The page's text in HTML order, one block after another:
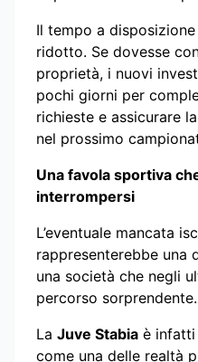
Il tempo a
ridotto. Se dovesse
proprietà, i nuovi
pochi giorni per
richieste e assicurare
nel prossimo
Una favola sportiva
interrompersi
L’eventuale mancata
rappresenterebbe una
una società che negli
percorso sorprendente.
La Juve Stabia è infatti
come una delle realtà